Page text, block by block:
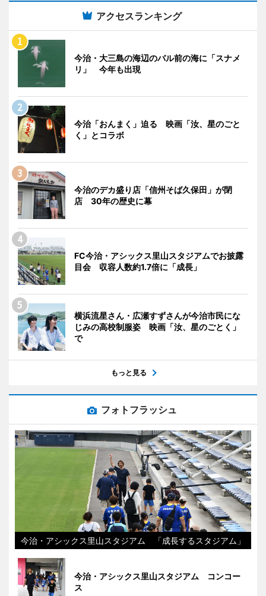
アクセスランキング
今治・大三島の海辺のバル前の海に「スナメ
リ」 今年も出現
今治「おんまく」迫る 映画「汝、星のごと
く」とコラボ
今治のデカ盛り店「信州そば久保田」が閉
店 30年の歴史に幕
FC今治・アシックス里山スタジアムでお披露
目会 収容人数約1.7倍に「成長」
横浜流星さん・広瀬すずさんが今治市民にな
じみの高校制服姿 映画「汝、星のごとく」
で
もっと見る
フォトフラッシュ
今治・アシックス里山スタジアム 「成長するスタジアム」
今治・アシックス里山スタジアム コンコー
ス